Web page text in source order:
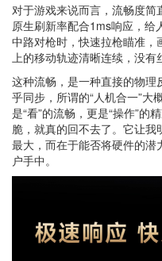
对于游戏来说而言，流畅度
原生刷新率配合1ms响应，给
中路对枪时，快速拉枪瞄准
上的移动轨迹清晰连续，没有
这种流畅，是一种直接的物
乎同步，所谓的“人机合一”大
是“看”的流畅，更是“操作”的
脆，就真的回不去了。它让
最大，而在于能否将硬件的
户手中。